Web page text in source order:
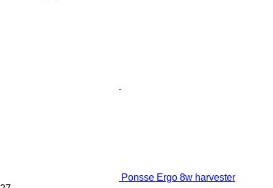
Ponsse Ergo 8w harvester